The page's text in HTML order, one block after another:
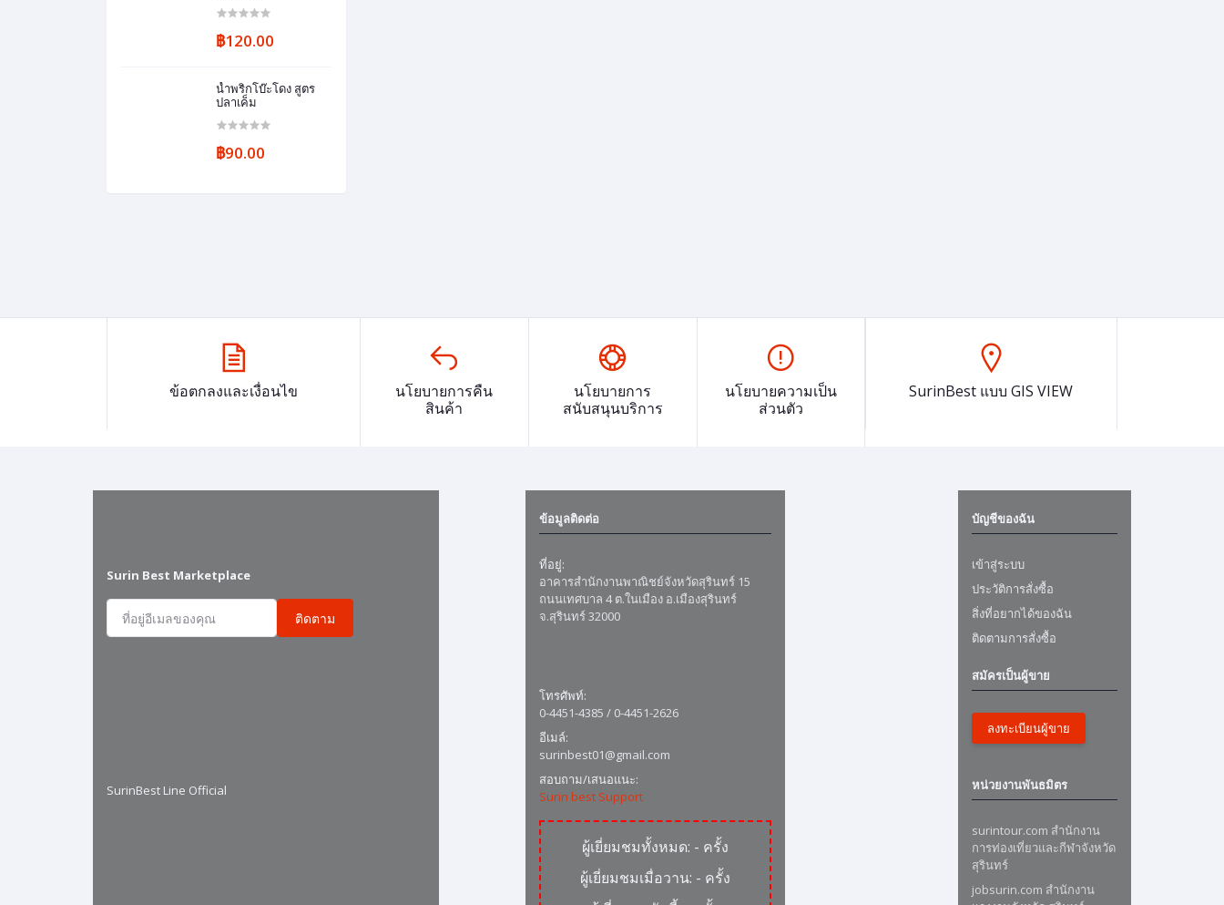
฿120.00
น้ำพริกโบ๊ะโดง สูตร
ปลาเค็ม
฿90.00
ข้อตกลงและเงื่อนไข
นโยบายการคืน
สินค้า
นโยบายการ
สนับสนุนบริการ
นโยบายความเป็น
ส่วนตัว
SurinBest แบบ GIS VIEW
Surin Best Marketplace
ติดตาม
SurinBest Line Official
ข้อมูลติดต่อ
ที่อยู่:
อาคารสำนักงานพาณิชย์จังหวัดสุรินทร์ 15
ถนนเทศบาล 4 ต.ในเมือง อ.เมืองสุรินทร์
จ.สุรินทร์ 32000
โทรศัพท์:
0-4451-4385 / 0-4451-2626
อีเมล์:
surinbest01@gmail.com
สอบถาม/เสนอแนะ:
Surin best Support
ผู้เยี่ยมชมทั้งหมด: - ครั้ง
ผู้เยี่ยมชมเมื่อวาน: - ครั้ง
บัญชีของฉัน
เข้าสู่ระบบ
ประวัติการสั่งซื้อ
สิ่งที่อยากได้ของฉัน
ติดตามการสั่งซื้อ
สมัครเป็นผู้ขาย
ลงทะเบียนผู้ขาย
หน่วยงานพันธมิตร
surintour.com สำนักงาน
การท่องเที่ยวและกีฬาจังหวัด
สุรินทร์
jobsurin.com สำนักงาน